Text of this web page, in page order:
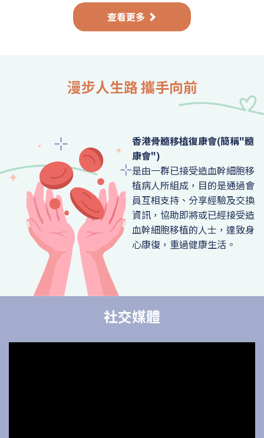
查看更多
漫步人生路 攜手向前
香港骨髓移植復康會(簡稱"髓
康會")
是由一群已接受造血幹細胞移
植病人所組成，目的是通過會
員互相支持、分享經驗及交換
資訊，協助即將或已經接受造
血幹細胞移植的人士，達致身
心康復，重過健康生活。
社交媒體